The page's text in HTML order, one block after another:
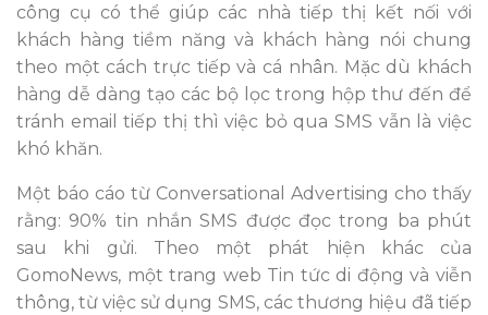
công cụ có thể giúp các nhà tiếp thị kết nối với
khách hàng tiềm năng và khách hàng nói chung
theo một cách trực tiếp và cá nhân. Mặc dù khách
hàng dễ dàng tạo các bộ lọc trong hộp thư đến để
tránh email tiếp thị thì việc bỏ qua SMS vẫn là việc
khó khăn.
Một báo cáo từ Conversational Advertising cho thấy
rằng: 90% tin nhắn SMS được đọc trong ba phút
sau khi gửi. Theo một phát hiện khác của
GomoNews, một trang web Tin tức di động và viễn
thông, từ việc sử dụng SMS, các thương hiệu đã tiếp